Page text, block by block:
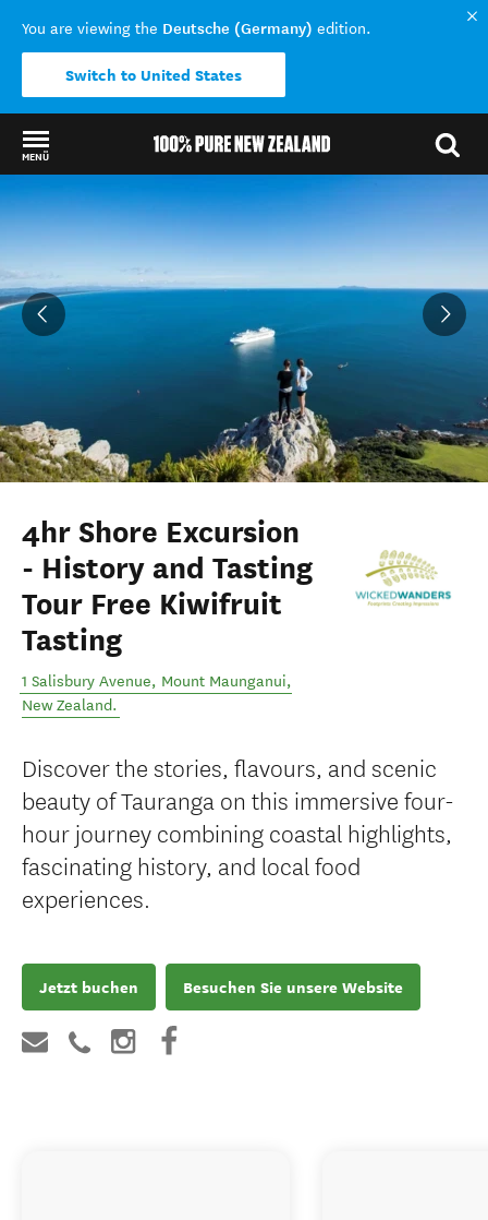
You are viewing the Deutsche (Germany) edition.
Switch to United States
MENÜ
Back to my results
4hr Shore Excursion
- History and Tasting
Tour Free Kiwifruit
Tasting
1 Salisbury Avenue, Mount Maunganui,
New Zealand.
Discover the stories, flavours, and scenic
beauty of Tauranga on this immersive four-
hour journey combining coastal highlights,
fascinating history, and local food
experiences.
Jetzt buchen Besuchen Sie unsere Website